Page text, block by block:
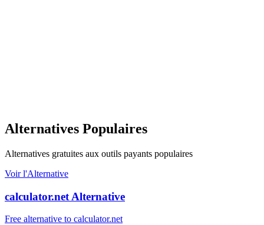
Alternatives Populaires
Alternatives gratuites aux outils payants populaires
Voir l'Alternative
calculator.net Alternative
Free alternative to calculator.net